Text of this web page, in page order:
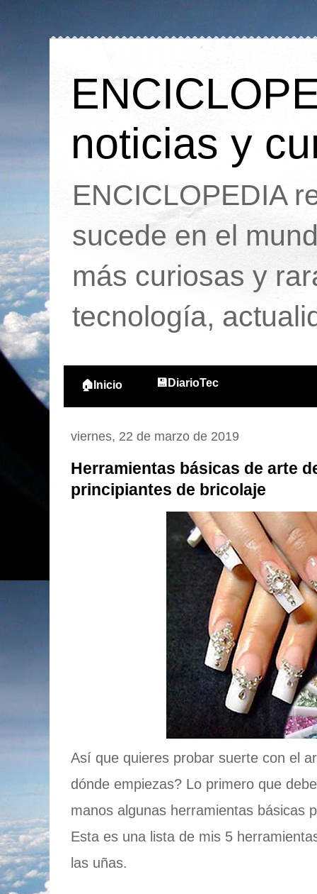
noticias y
ENCICLOPEDIA
sucede en el
más curiosas y
tecnología,
🏠Inicio 💾DiarioTec
viernes, 22 de marzo de 2019
Herramientas básicas de arte
principiantes de bricolaje
Así que quieres probar suerte con el
dónde empiezas? Lo primero que
manos algunas herramientas básicas
Esta es una lista de mis 5
las uñas.